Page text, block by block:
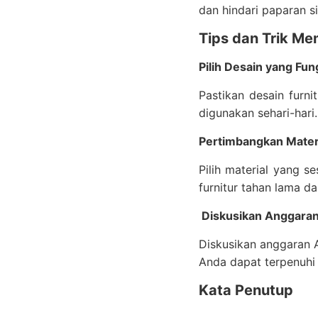
dan hindari paparan
Tips dan Trik
Pilih Desain yang
Pastikan desain
digunakan sehari-hari.
Pertimbangkan
Pilih material yang
furnitur tahan lama
Diskusikan
Diskusikan anggaran
Anda dapat
Kata Penutup